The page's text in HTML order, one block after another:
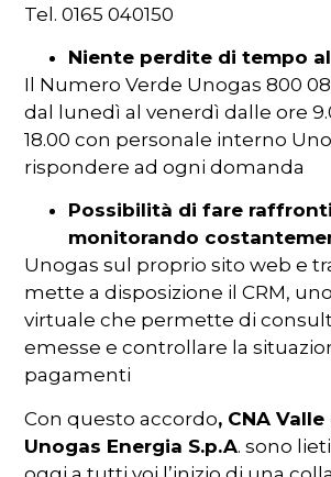
Tel. 0165 040150
Niente perdite di tempo
Il Numero Verde Unogas 800
dal lunedì al venerdì dalle ore
18.00 con personale interno
rispondere ad ogni domanda
Possibilità di fare
monitorando
Unogas sul proprio sito web e
mette a disposizione il CRM,
virtuale che permette di
emesse e controllare la
pagamenti
Con questo accordo, CNA
Unogas Energia S.p.A. sono